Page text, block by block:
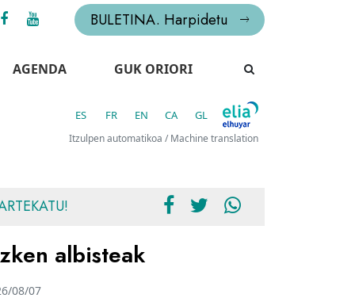
BULETINA. Harpidetu
AGENDA GUK ORIORI
ES FR EN CA GL
Itzulpen automatikoa / Machine translation
albisteak
08/07